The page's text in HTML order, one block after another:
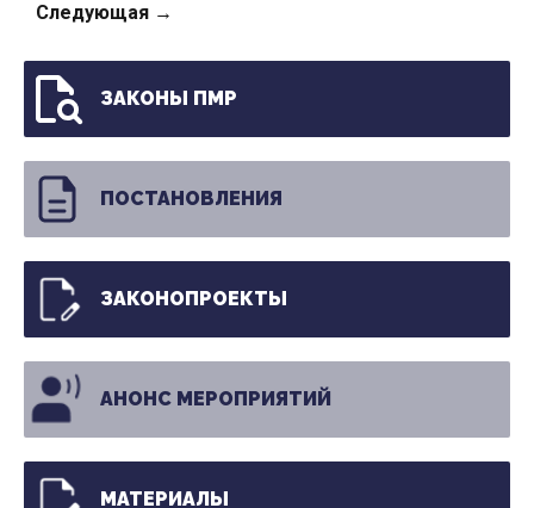
Следующая →
ЗАКОНЫ ПМР
ПОСТАНОВЛЕНИЯ
ЗАКОНОПРОЕКТЫ
АНОНС МЕРОПРИЯТИЙ
МАТЕРИАЛЫ